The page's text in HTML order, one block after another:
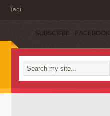
Tagi
SUBSCRIBE FACEBOOK